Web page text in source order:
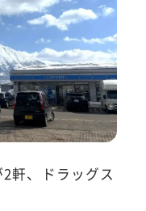
軒、ドラッグス